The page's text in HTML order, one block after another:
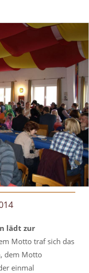
lädt zur
Motto traf sich das
dem Motto
einmal